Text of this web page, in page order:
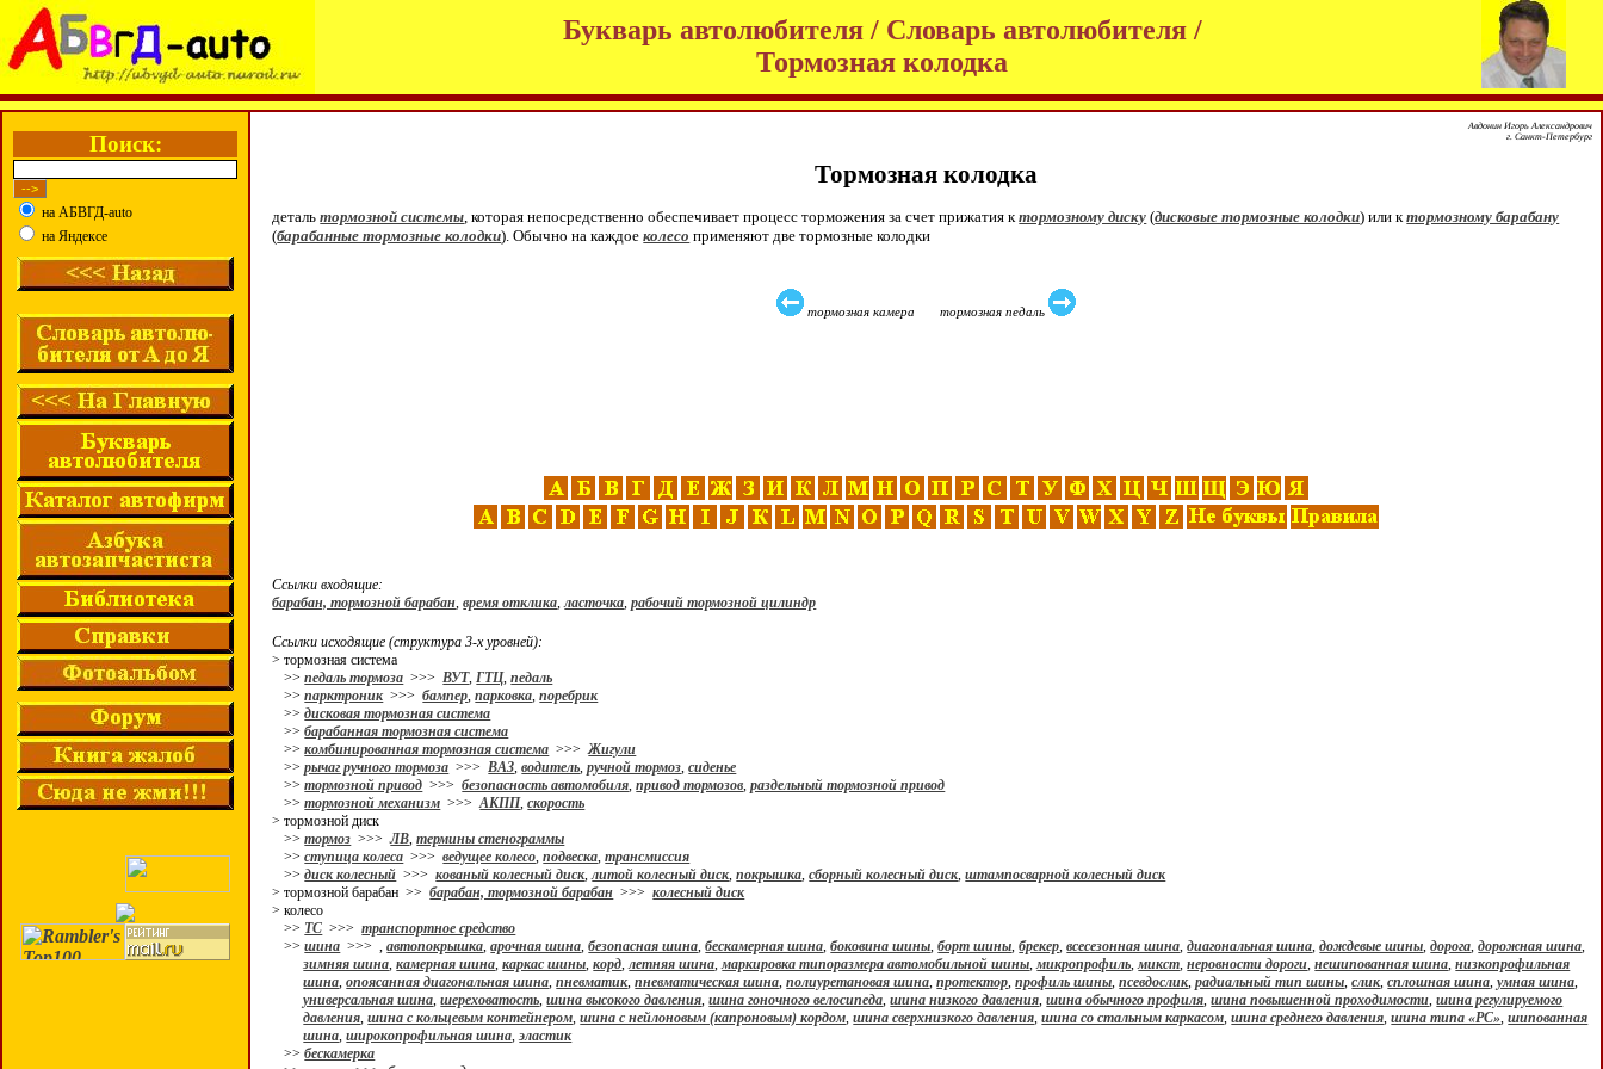
Букварь автолюбителя / Словарь автолюбителя /
Тормозная колодка
Поиск:
на АБВГД-auto
на Яндексе
Авдонин Игорь Александрович
г. Санкт-Петербург
Тормозная колодка
детальтормозной системы, которая непосредственно обеспечивает процесс торможения за счет прижатия ктормозному диску (дисковые тормозные колодки) или ктормозному барабану
(барабанные тормозные колодки). Обычно на каждоеколесо применяют две тормозные колодки
тормозная камера тормозная педаль
Ссылки входящие:
барабан, тормозной барабан,время отклика,ласточка,рабочий тормозной цилиндр
Ссылки исходящие (структура 3-х уровней):
> тормозная система
>>педаль тормоза >>>ВУТ,ГТЦ,педаль
>>парктроник >>>бампер,парковка,поребрик
>>дисковая тормозная система
>>барабанная тормозная система
>>комбинированная тормозная система >>>Жигули
>>рычаг ручного тормоза >>>ВАЗ,водитель,ручной тормоз,сиденье
>>тормозной привод >>>безопасность автомобиля,привод тормозов,раздельный тормозной привод
>>тормозной механизм >>>АКПП,скорость
> тормозной диск
>>тормоз >>>ЛВ,термины стенограммы
>>ступица колеса >>>ведущее колесо,подвеска,трансмиссия
>>диск колесный >>>кованый колесный диск,литой колесный диск,покрышка,сборный колесный диск,штампосварной колесный диск
> тормозной барабан >>барабан, тормозной барабан >>>колесный диск
> колесо
>> ТС >>>транспортное средство
>>шина >>>,автопокрышка,арочная шина,безопасная шина,бескамерная шина,боковина шины,борт шины,брекер,всесезонная шина,диагональная шина,дождевые шины,дорога,дорожная шина,
зимняя шина,камерная шина,каркас шины,корд,летняя шина,маркировка типоразмера автомобильной шины,микропрофиль,микст,неровности дороги,нешипованная шина,низкопрофильная
шина,опоясанная диагональная шина,пневматик,пневматическая шина,полиуретановая шина,протектор,профиль шины,псевдослик,радиальный тип шины,слик,сплошная шина,умная шина,
универсальная шина,шереховатость,шина высокого давления,шина гоночного велосипеда,шина низкого давления,шина обычного профиля,шина повышенной проходимости,шина регулируемого
давления,шина с кольцевым контейнером,шина с нейлоновым (капроновым) кордом,шина сверхнизкого давления,шина со стальным каркасом,шина среднего давления,шина типа «РС»,шипованная
шина,широкопрофильная шина,эластик
>>бескамерка